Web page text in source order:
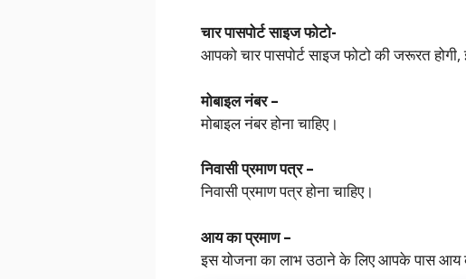
चार पासपोर्ट साइज फोटो-
आपको चार पासपोर्ट साइज फोटो की जरूरत
मोबाइल नंबर –
मोबाइल नंबर होना चाहिए।
निवासी प्रमाण पत्र –
निवासी प्रमाण पत्र होना चाहिए।
आय का प्रमाण –
इस योजना का लाभ उठाने के लिए आपके पास आय